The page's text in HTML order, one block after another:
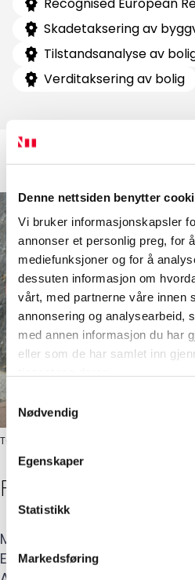
Denne nettsiden benytter
Vi bruker informasjonskapsler
annonser et personlig preg, for
mediefunksjoner og for å
dessuten informasjon om
vårt, med partnerne våre innen
annonsering og analysearbeid,
med annen informasjon du har
eller som de har samlet inn
Nødvendig
Egenskaper
Statistikk
Markedsføring
Kompetanse
Recognised European
Skadetaksering av
Tilstandsanalyse av
Verditaksering av bolig
TØMRERMESTER
Finn H.
Mobil
E-post: